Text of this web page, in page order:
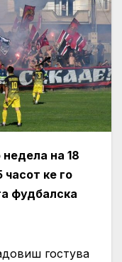
на 18
часот ке го
фудбалска
гостува